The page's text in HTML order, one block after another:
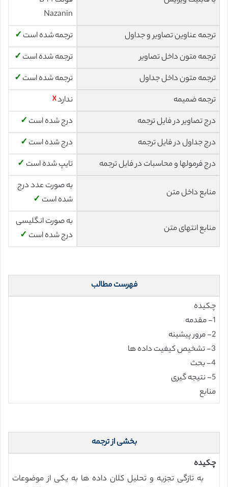
Nazanin
ترجمه عناوین تصاویر و جداول
ترجمه شده است ✓
ترجمه متون داخل تصاویر
ترجمه شده است ✓
ترجمه متون داخل جداول
ترجمه شده است ✓
ترجمه ضمیمه
ندارد☓
درج تصاویر در فایل ترجمه
درج شده است ✓
درج جداول در فایل ترجمه
درج شده است ✓
درج فرمولها و محاسبات در فایل ترجمه
تایپ شده است ✓
منابع داخل متن
به صورت عدد درج
شده است ✓
منابع انتهای متن
به صورت انگلیسی
درج شده است ✓
فهرست مطالب
چکیده
1- مقدمه
2- مرور پیشینه
3- تشخیص کیفیت داده ها
4- بحث
5- نتیجه گیری
منابع
بخشی از ترجمه
چکیده
به تازگی تجزیه و تحلیل کلان داده ها به یکی از موضوعات